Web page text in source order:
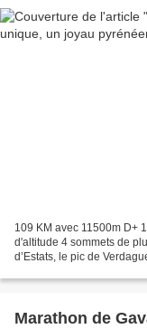
109 KM avec 11500m D+
d'altitude 4 sommets de
d’Estats, le pic de
Marathon de